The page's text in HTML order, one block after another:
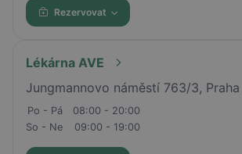
Rezervovat
Lékárna AVE
Jungmannovo náměstí 763/3, Praha
Po - Pá
08:00 - 20:00
So - Ne
09:00 - 19:00